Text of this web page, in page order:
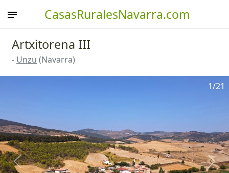
CasasRuralesNavarra.com
Artxitorena III
- Unzu (Navarra)
Anterior
1/21